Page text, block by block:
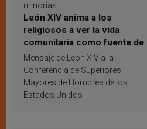
minorías.
León XIV anima a los
religiosos a ver la vida
comunitaria como fuente de
inspiración y santificación
Mensaje de León XIV a la
Conferencia de Superiores
Mayores de Hombres de los
Estados Unidos